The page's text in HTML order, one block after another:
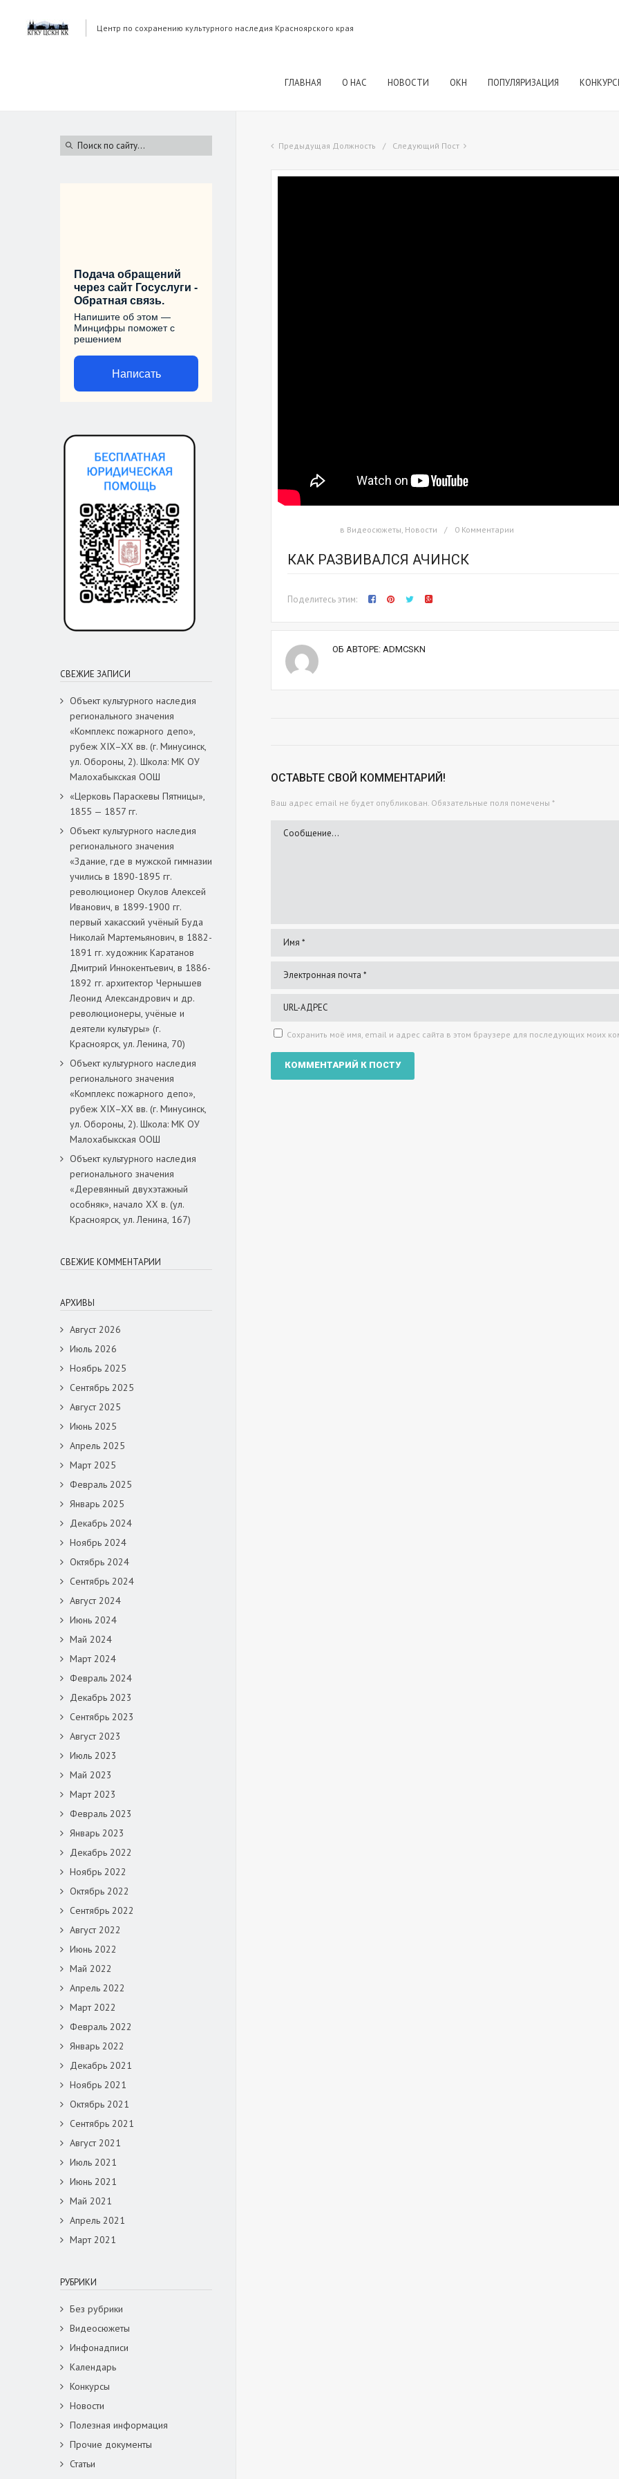
Центр по сохранению культурного наследия Красноярского края
ГЛАВНАЯ О НАС НОВОСТИ ОКН ПОПУЛЯРИЗАЦИЯ
Предыдущая Должность Следующий Пост
в Видеосюжеты, Новости 0 Комментарии
КАК РАЗВИВАЛСЯ АЧИНСК
Поделитесь этим:
ОБ АВТОРЕ: ADMCSKN
ОСТАВЬТЕ СВОЙ КОММЕНТАРИЙ!
Ваш адрес email не будет опубликован. Обязательные поля помечены *
Сохранить моё имя, email и адрес сайта в этом браузере для последующих моих
Подача обращений
через сайт Госуслуги -
Обратная связь.
Напишите об этом —
Минцифры поможет с
решением
Написать
СВЕЖИЕ ЗАПИСИ
Объект культурного наследия
регионального значения
«Комплекс пожарного депо»,
рубеж XIX–XX вв. (г. Минусинск,
ул. Обороны, 2). Школа: МК ОУ
Малохабыкская ООШ
«Церковь Параскевы Пятницы»,
1855 — 1857 гг.
Объект культурного наследия
регионального значения
«Здание, где в мужской гимназии
учились в 1890-1895 гг.
революционер Окулов Алексей
Иванович, в 1899-1900 гг.
первый хакасский учёный Буда
Николай Мартемьянович, в 1882-
1891 гг. художник Каратанов
Дмитрий Иннокентьевич, в 1886-
1892 гг. архитектор Чернышев
Леонид Александрович и др.
революционеры, учёные и
деятели культуры» (г.
Красноярск, ул. Ленина, 70)
Объект культурного наследия
регионального значения
«Комплекс пожарного депо»,
рубеж XIX–XX вв. (г. Минусинск,
ул. Обороны, 2). Школа: МК ОУ
Малохабыкская ООШ
Объект культурного наследия
регионального значения
«Деревянный двухэтажный
особняк», начало ХХ в. (ул.
Красноярск, ул. Ленина, 167)
СВЕЖИЕ КОММЕНТАРИИ
АРХИВЫ
Август 2026
Июль 2026
Ноябрь 2025
Сентябрь 2025
Август 2025
Июнь 2025
Апрель 2025
Март 2025
Февраль 2025
Январь 2025
Декабрь 2024
Ноябрь 2024
Октябрь 2024
Сентябрь 2024
Август 2024
Июнь 2024
Май 2024
Март 2024
Февраль 2024
Декабрь 2023
Сентябрь 2023
Август 2023
Июль 2023
Май 2023
Март 2023
Февраль 2023
Январь 2023
Декабрь 2022
Ноябрь 2022
Октябрь 2022
Сентябрь 2022
Август 2022
Июнь 2022
Май 2022
Апрель 2022
Март 2022
Февраль 2022
Январь 2022
Декабрь 2021
Ноябрь 2021
Октябрь 2021
Сентябрь 2021
Август 2021
Июль 2021
Июнь 2021
Май 2021
Апрель 2021
Март 2021
РУБРИКИ
Без рубрики
Видеосюжеты
Инфонадписи
Календарь
Конкурсы
Новости
Полезная информация
Прочие документы
Статьи